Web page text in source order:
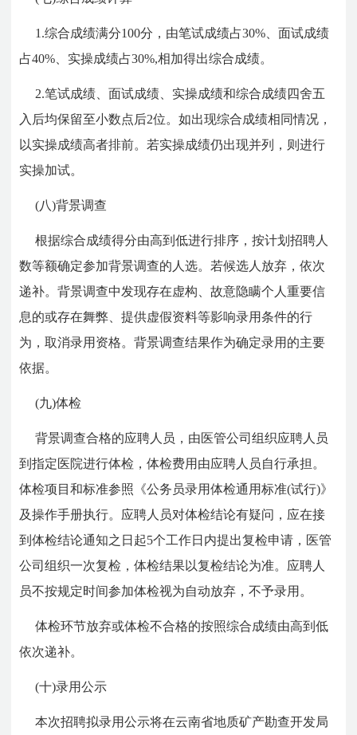
1.综合成绩满分100分，由笔试成绩占30%、面试成绩
占40%、实操成绩占30%,相加得出综合成绩。
2.笔试成绩、面试成绩、实操成绩和综合成绩四舍五
入后均保留至小数点后2位。如出现综合成绩相同情况，
以实操成绩高者排前。若实操成绩仍出现并列，则进行
实操加试。
(八)背景调查
根据综合成绩得分由高到低进行排序，按计划招聘人
数等额确定参加背景调查的人选。若候选人放弃，依次
递补。背景调查中发现存在虚构、故意隐瞒个人重要信
息的或存在舞弊、提供虚假资料等影响录用条件的行
为，取消录用资格。背景调查结果作为确定录用的主要
依据。
(九)体检
背景调查合格的应聘人员，由医管公司组织应聘人员
到指定医院进行体检，体检费用由应聘人员自行承担。
体检项目和标准参照《公务员录用体检通用标准(试行)》
及操作手册执行。应聘人员对体检结论有疑问，应在接
到体检结论通知之日起5个工作日内提出复检申请，医管
公司组织一次复检，体检结果以复检结论为准。应聘人
员不按规定时间参加体检视为自动放弃，不予录用。
体检环节放弃或体检不合格的按照综合成绩由高到低
依次递补。
(十)录用公示
本次招聘拟录用公示将在云南省地质矿产勘查开发局